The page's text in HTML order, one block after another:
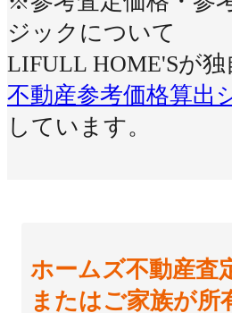
ジックについて
LIFULL HOME'Sが
不動産参考価格算出
しています。
ホームズ不動産査
またはご家族が所